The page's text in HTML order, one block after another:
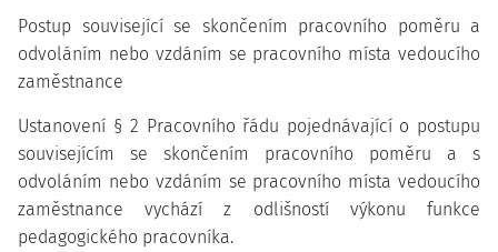
Postup související se skončením pracovního poměru a
odvoláním nebo vzdáním se pracovního místa vedoucího
zaměstnance
Ustanovení § 2 Pracovního řádu pojednávající o postupu
souvisejícím se skončením pracovního poměru a s
odvoláním nebo vzdáním se pracovního místa vedoucího
zaměstnance vychází z odlišností výkonu funkce
pedagogického pracovníka.